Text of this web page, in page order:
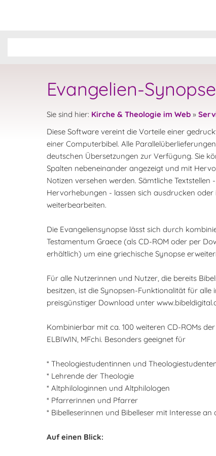
Evangelien-Synopse
Sie sind hier: Kirche & Theologie im Web »
Diese Software vereint die Vorteile einer
einer Computerbibel. Alle
deutschen Übersetzungen zur Verfügung. Sie
Spalten nebeneinander angezeigt und mit
Notizen versehen werden. Sämtliche Textstellen
Hervorhebungen - lassen sich ausdrucken
weiterbearbeiten.
Die Evangeliensynopse lässt sich durch
Testamentum Graece (als CD-ROM oder per
erhältlich) um eine griechische Synopse
Für alle Nutzerinnen und Nutzer, die bereits
besitzen, ist die Synopsen-Funktionalität für
preisgünstiger Download unter
Kombinierbar mit ca. 100 weiteren CD-ROMs
ELBIWIN, MFchi. Besonders geeignet für
* Theologiestudentinnen und
* Lehrende der Theologie
* Altphilologinnen und Altphilologen
* Pfarrerinnen und Pfarrer
* Bibelleserinnen und Bibelleser mit Interesse
Auf einen Blick: